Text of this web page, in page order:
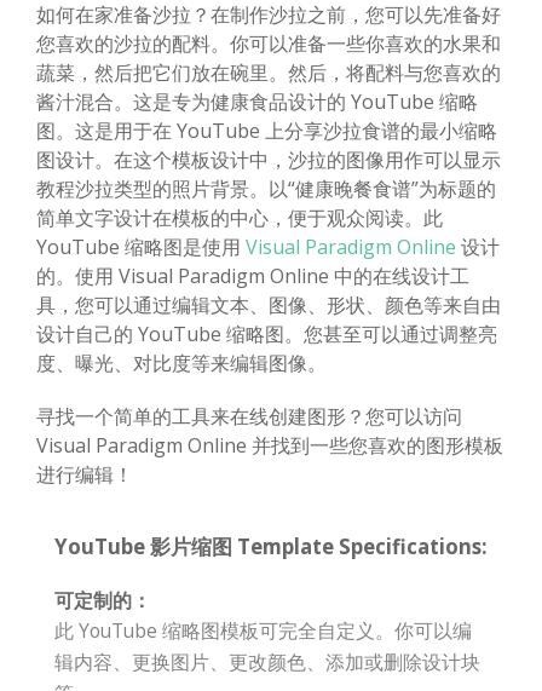
如何在家准备沙拉？在制作沙拉之前，您可以先准备好
您喜欢的沙拉的配料。你可以准备一些你喜欢的水果和
蔬菜，然后把它们放在碗里。然后，将配料与您喜欢的
酱汁混合。这是专为健康食品设计的 YouTube 缩略
图。这是用于在 YouTube 上分享沙拉食谱的最小缩略
图设计。在这个模板设计中，沙拉的图像用作可以显示
教程沙拉类型的照片背景。以“健康晚餐食谱”为标题的
简单文字设计在模板的中心，便于观众阅读。此
YouTube 缩略图是使用 Visual Paradigm Online 设计
的。使用 Visual Paradigm Online 中的在线设计工
具，您可以通过编辑文本、图像、形状、颜色等来自由
设计自己的 YouTube 缩略图。您甚至可以通过调整亮
度、曝光、对比度等来编辑图像。
寻找一个简单的工具来在线创建图形？您可以访问
Visual Paradigm Online 并找到一些您喜欢的图形模板
进行编辑！
YouTube 影片缩图 Template Specifications:
可定制的：
此 YouTube 缩略图模板可完全自定义。你可以编
辑内容、更换图片、更改颜色、添加或删除设计块